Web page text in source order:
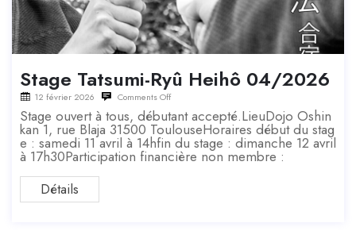
Stage Tatsumi-Ryû Heihô 04/2026
12 février 2026 Comments Off
Stage ouvert à tous, débutant accepté.LieuDojo Oshin
kan 1, rue Blaja 31500 ToulouseHoraires début du stag
e : samedi 11 avril à 14hfin du stage : dimanche 12 avril
à 17h30Participation financière non membre :
Détails